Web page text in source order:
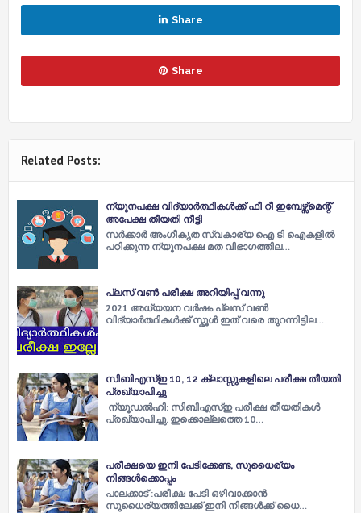
Share
Share
Related Posts:
ന്യൂനപക്ഷ വിദ്യാർത്ഥികൾക്ക് ഫീ റീ ഇമ്പേഴ്സ്മെന്റ്
അപേക്ഷ തീയതി നീട്ടി
സർക്കാർ അംഗീകൃത സ്വകാര്യ ഐ ടി ഐകളിൽ
പഠിക്കുന്ന ന്യൂനപക്ഷ മത വിഭാഗത്തില…
പ്ലസ് വൺ പരീക്ഷ അറിയിപ്പ് വന്നു
2021 അധ്യയന വർഷം പ്ലസ് വൺ
വിദ്യാർത്ഥികൾക്ക് സ്കൂൾ ഇത് വരെ തുറന്നിട്ടില…
സിബിഎസ്ഇ 10, 12 ക്ലാസ്സുകളിലെ പരീക്ഷ തീയതി
പ്രഖ്യാപിച്ചു
ന്യൂഡൽഹി: സിബിഎസ്ഇ പരീക്ഷ തീയതികൾ
പ്രഖ്യാപിച്ചു. ഇക്കൊല്ലത്തെ 10…
പരീക്ഷയെ ഇനി പേടിക്കേണ്ട, സുധൈര്യം
നിങ്ങൾക്കൊപ്പം
പാലക്കാട്‌ :പരീക്ഷ പേടി ഒഴിവാക്കാൻ
സുധൈര്യത്തിലേക്ക് ഇനി നിങ്ങൾക്ക് ധൈ…